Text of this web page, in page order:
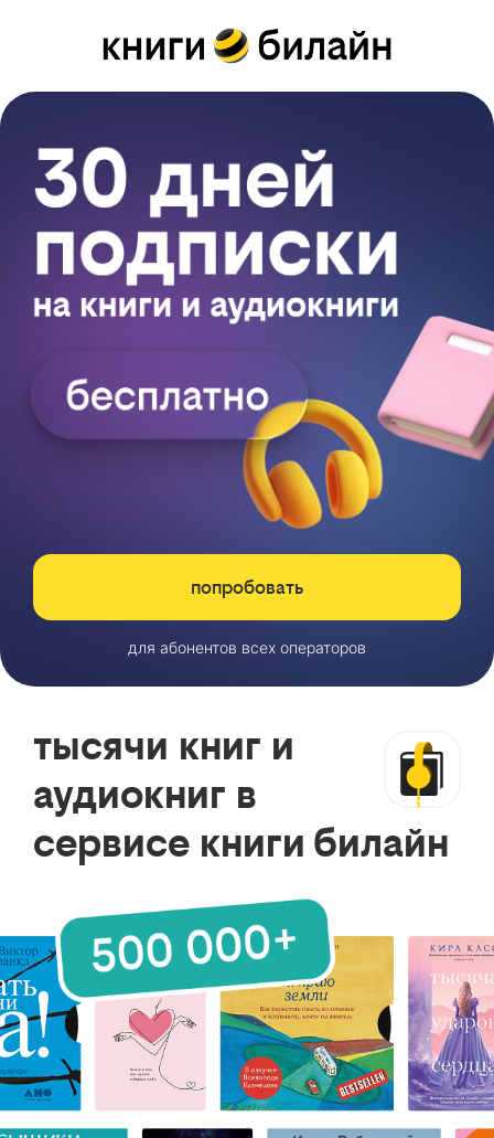
попробовать
для абонентов всех операторов
тысячи книг и
аудиокниг в
сервисе книги билайн